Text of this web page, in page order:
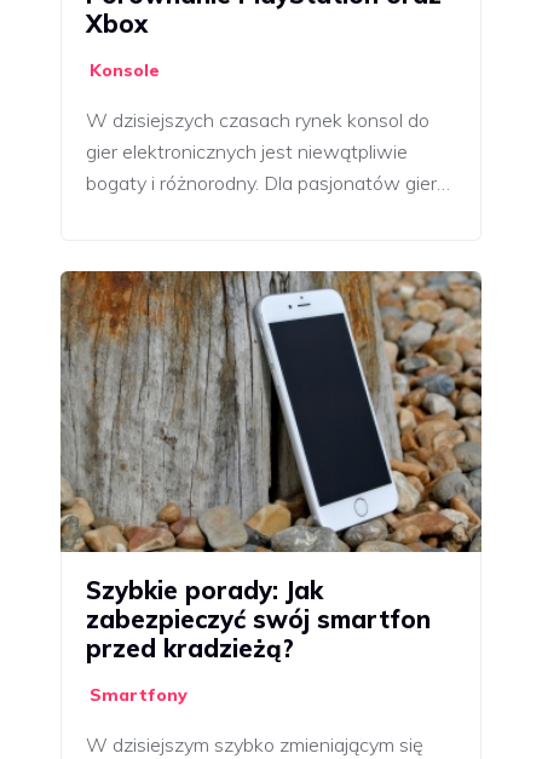
Xbox
Konsole
W dzisiejszych czasach rynek konsol do
gier elektronicznych jest niewątpliwie
bogaty i różnorodny. Dla pasjonatów gier…
Szybkie porady: Jak
zabezpieczyć swój smartfon
przed kradzieżą?
Smartfony
W dzisiejszym szybko zmieniającym się